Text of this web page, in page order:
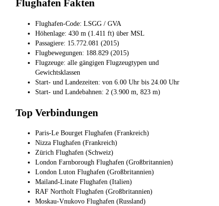
Flughafen Fakten
Flughafen-Code: LSGG / GVA
Höhenlage: 430 m (1.411 ft) über MSL
Passagiere: 15.772.081 (2015)
Flugbewegungen: 188.829 (2015)
Flugzeuge: alle gängigen Flugzeugtypen und
Gewichtsklassen
Start- und Landezeiten: von 6.00 Uhr bis 24.00 Uhr
Start- und Landebahnen: 2 (3.900 m, 823 m)
Top Verbindungen
Paris-Le Bourget Flughafen (Frankreich)
Nizza Flughafen (Frankreich)
Zürich Flughafen (Schweiz)
London Farnborough Flughafen (Großbritannien)
London Luton Flughafen (Großbritannien)
Mailand-Linate Flughafen (Italien)
RAF Northolt Flughafen (Großbritannien)
Moskau-Vnukovo Flughafen (Russland)